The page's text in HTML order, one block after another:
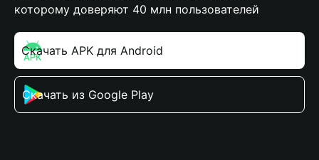
которому доверяют 40 млн пользователей
Скачать APK для Android
Скачать из Google Play